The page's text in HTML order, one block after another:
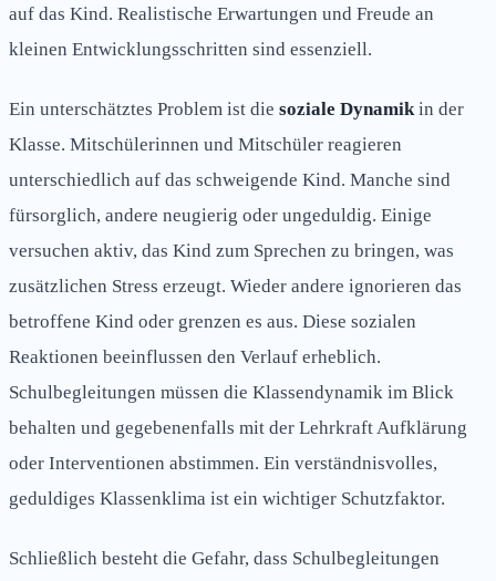
auf das Kind. Realistische Erwartungen und Freude an
kleinen Entwicklungsschritten sind essenziell.
Ein unterschätztes Problem ist die soziale Dynamikin der
Klasse. Mitschülerinnen und Mitschüler reagieren
unterschiedlich auf das schweigende Kind. Manche sind
fürsorglich, andere neugierig oder ungeduldig. Einige
versuchen aktiv, das Kind zum Sprechen zu bringen, was
zusätzlichen Stress erzeugt. Wieder andere ignorieren das
betroffene Kind oder grenzen es aus. Diese sozialen
Reaktionen beeinflussen den Verlauf erheblich.
Schulbegleitungen müssen die Klassendynamik im Blick
behalten und gegebenenfalls mit der Lehrkraft Aufklärung
oder Interventionen abstimmen. Ein verständnisvolles,
geduldiges Klassenklima ist ein wichtiger Schutzfaktor.
Schließlich besteht die Gefahr, dass Schulbegleitungen